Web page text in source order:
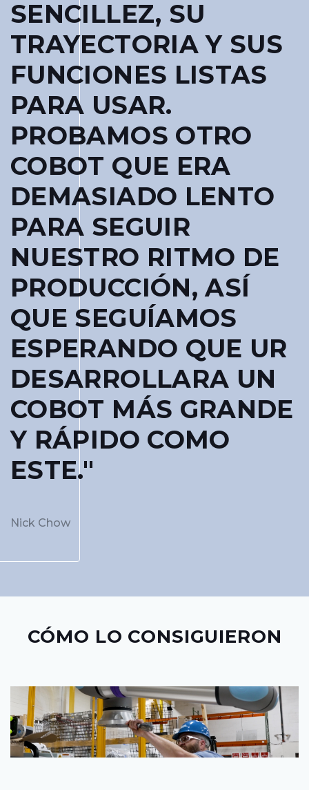
SENCILLEZ, SU
TRAYECTORIA Y SUS
FUNCIONES LISTAS
PARA USAR.
PROBAMOS OTRO
COBOT QUE ERA
DEMASIADO LENTO
PARA SEGUIR
NUESTRO RITMO DE
PRODUCCIÓN, ASÍ
QUE SEGUÍAMOS
ESPERANDO QUE UR
DESARROLLARA UN
COBOT MÁS GRANDE
Y RÁPIDO COMO
ESTE."
Nick Chow
CÓMO LO CONSIGUIERON